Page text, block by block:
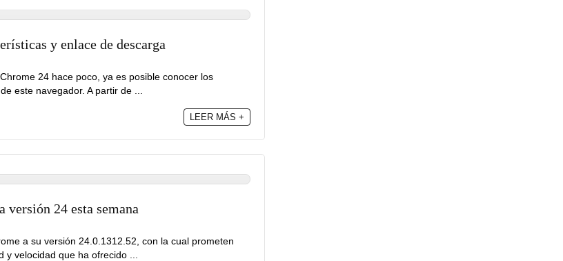
y enlace de descarga
24 hace poco, ya es posible conocer los
este navegador. A partir de ...
LEER MÁS +
versión 24 esta semana
a su versión 24.0.1312.52, con la cual prometen
y velocidad que ha ofrecido ...